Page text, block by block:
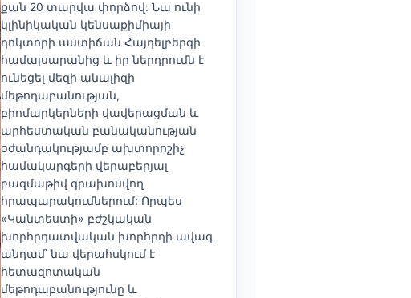
քան 20 տարվա փորձով: Նա ունի
կլինիկական կենսաքիմիայի
դոկտորի աստիճան Հայդելբերգի
համալսարանից և իր ներդրումն է
ունեցել մեզի անալիզի
մեթոդաբանության,
բիոմարկերների վավերացման և
արհեստական բանականության
օժանդակությամբ ախտորոշիչ
համակարգերի վերաբերյալ
բազմաթիվ գրախոսվող
հրապարակումներում: Որպես
«Կանտեստի» բժշկական
խորհրդատվական խորհրդի ավագ
անդամ՝ նա վերահսկում է
հետազոտական
մեթոդաբանությունը և